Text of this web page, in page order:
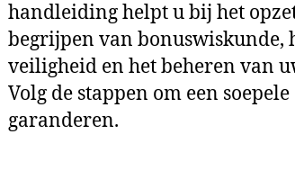
handleiding helpt u bij het
begrijpen van bonuswiskunde,
veiligheid en het beheren van
Volg de stappen om een
garanderen.